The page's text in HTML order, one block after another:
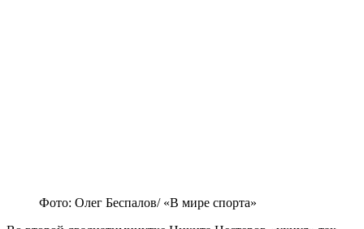
Фото: Олег Беспалов/ «В мире спорта»